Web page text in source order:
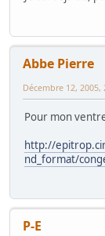
Abbe Pierre
Décembre 12, 2005,
Pour mon
http://
nd_format/
P-E